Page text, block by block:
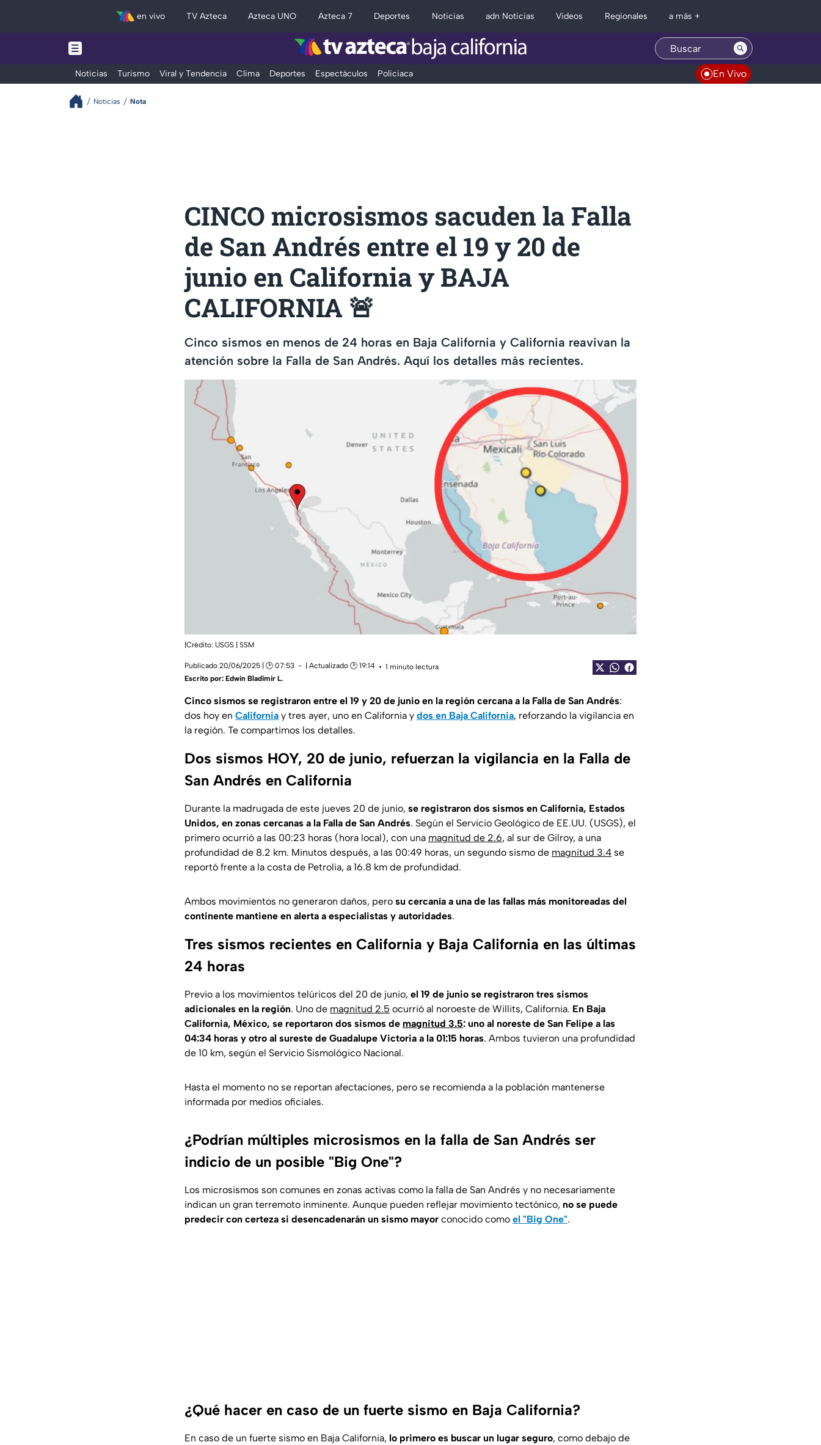
en vivo TV Azteca Azteca UNO Azteca 7 Deportes Noticias adn Noticias Videos Regionales a más +
Noticias Turismo Viral y Tendencia Clima Deportes Espectáculos Policiaca En Vivo
Noticias Nota
CINCO microsismos sacuden la Falla
de San Andrés entre el 19 y 20 de
junio en California y BAJA
CALIFORNIA 🚨
Cinco sismos en menos de 24 horas en Baja California y California reavivan la
atención sobre la Falla de San Andrés. Aquí los detalles más recientes.
|Crédito: USGS | SSM
Publicado 20/06/2025 | 🕑 07:53 | Actualizado 🕑 19:14
1 minuto lectura
Escrito por: Edwin Bladimir L.
Cinco sismos se registraron entre el 19 y 20 de junio en la región cercana a la Falla de San Andrés:
dos hoy en California y tres ayer, uno en California y dos en Baja California, reforzando la vigilancia en
la región. Te compartimos los detalles.
Dos sismos HOY, 20 de junio, refuerzan la vigilancia en la Falla de
San Andrés en California
Durante la madrugada de este jueves 20 de junio, se registraron dos sismos en California, Estados
Unidos, en zonas cercanas a la Falla de San Andrés. Según el Servicio Geológico de EE.UU. (USGS), el
primero ocurrió a las 00:23 horas (hora local), con una magnitud de 2.6, al sur de Gilroy, a una
profundidad de 8.2 km. Minutos después, a las 00:49 horas, un segundo sismo de magnitud 3.4 se
reportó frente a la costa de Petrolia, a 16.8 km de profundidad.
Ambos movimientos no generaron daños, pero su cercanía a una de las fallas más monitoreadas del
continente mantiene en alerta a especialistas y autoridades.
Tres sismos recientes en California y Baja California en las últimas
24 horas
Previo a los movimientos telúricos del 20 de junio, el 19 de junio se registraron tres sismos
adicionales en la región. Uno de magnitud 2.5 ocurrió al noroeste de Willits, California. En Baja
California, México, se reportaron dos sismos de magnitud 3.5: uno al noreste de San Felipe a las
04:34 horas y otro al sureste de Guadalupe Victoria a la 01:15 horas. Ambos tuvieron una profundidad
de 10 km, según el Servicio Sismológico Nacional.
Hasta el momento no se reportan afectaciones, pero se recomienda a la población mantenerse
informada por medios oficiales.
¿Podrían múltiples microsismos en la falla de San Andrés ser
indicio de un posible "Big One"?
Los microsismos son comunes en zonas activas como la falla de San Andrés y no necesariamente
indican un gran terremoto inminente. Aunque pueden reflejar movimiento tectónico, no se puede
predecir con certeza si desencadenarán un sismo mayor conocido como el "Big One".
¿Qué hacer en caso de un fuerte sismo en Baja California?
En caso de un fuerte sismo en Baja California, lo primero es buscar un lugar seguro, como debajo de